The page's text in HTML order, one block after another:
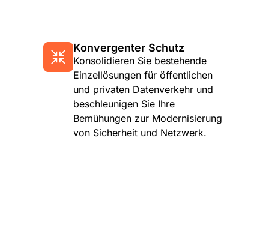
Konvergenter Schutz
Konsolidieren Sie bestehende
Einzellösungen für öffentlichen
und privaten Datenverkehr und
beschleunigen Sie Ihre
Bemühungen zur Modernisierung
von Sicherheit und Netzwerk.